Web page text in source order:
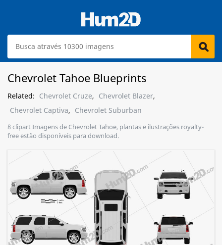
Chevrolet Tahoe Blueprints
Related: Chevrolet Cruze, Chevrolet Blazer,
Chevrolet Captiva, Chevrolet Suburban
8 clipart Imagens de Chevrolet Tahoe, plantas e ilustrações royalty-
free estão disponíveis para download.